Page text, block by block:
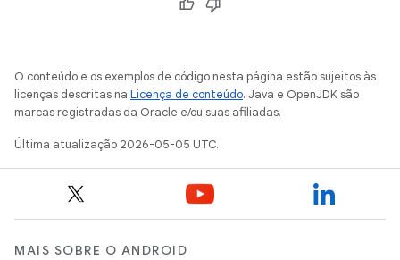
O conteúdo e os exemplos de código nesta página estão sujeitos às
licenças descritas na Licença de conteúdo. Java e OpenJDK são
marcas registradas da Oracle e/ou suas afiliadas.
Última atualização 2026-05-05 UTC.
MAIS SOBRE O ANDROID